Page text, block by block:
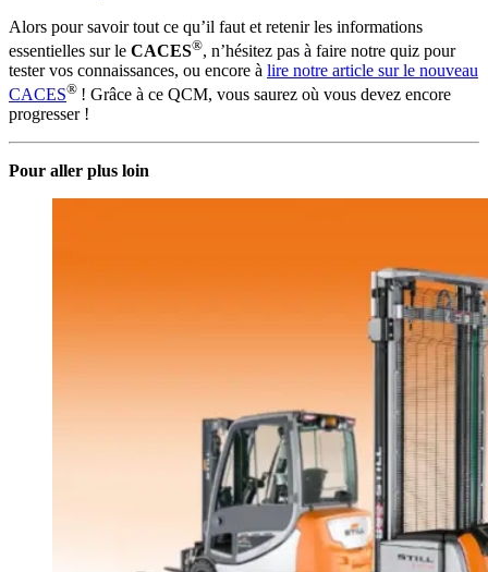
Alors pour savoir tout ce qu’il faut et retenir les informations
essentielles sur le CACES®, n’hésitez pas à faire notre quiz pour
tester vos connaissances, ou encore à lire notre article sur le nouveau
CACES® ! Grâce à ce QCM, vous saurez où vous devez encore
progresser !
Pour aller plus loin